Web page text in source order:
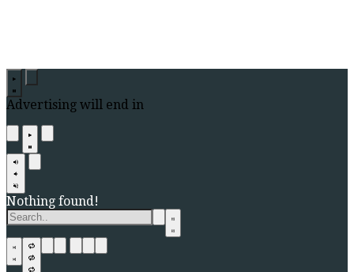
Advertising will end in
Nothing found!